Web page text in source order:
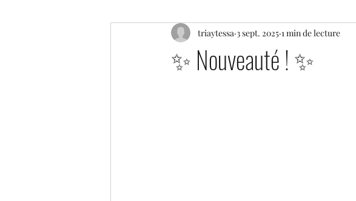
✨ Nouveauté ! ✨
triaytessa 3 sept. 2025 1 min de lecture